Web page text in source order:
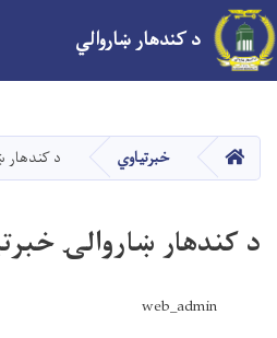
دانګل
د کندهار ښاروالي
کور خبرتیاوي د کندهار
د کندهار ښاروالۍ
web_admin